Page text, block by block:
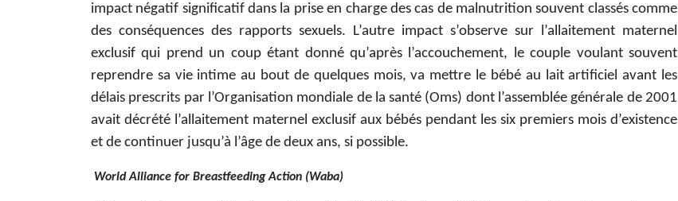
impact négatif significatif dans la prise en charge des cas de malnutrition souvent classés comme
des conséquences des rapports sexuels. L’autre impact s’observe sur l’allaitement maternel
exclusif qui prend un coup étant donné qu’après l’accouchement, le couple voulant souvent
reprendre sa vie intime au bout de quelques mois, va mettre le bébé au lait artificiel avant les
délais prescrits par l’Organisation mondiale de la santé (Oms) dont l’assemblée générale de 2001
avait décrété l’allaitement maternel exclusif aux bébés pendant les six premiers mois d’existence
et de continuer jusqu’à l’âge de deux ans, si possible.
World Alliance for Breastfeeding Action (Waba)